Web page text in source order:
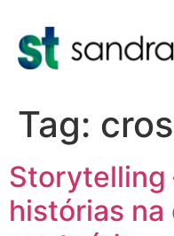
Tag:
Storytelling
histórias na